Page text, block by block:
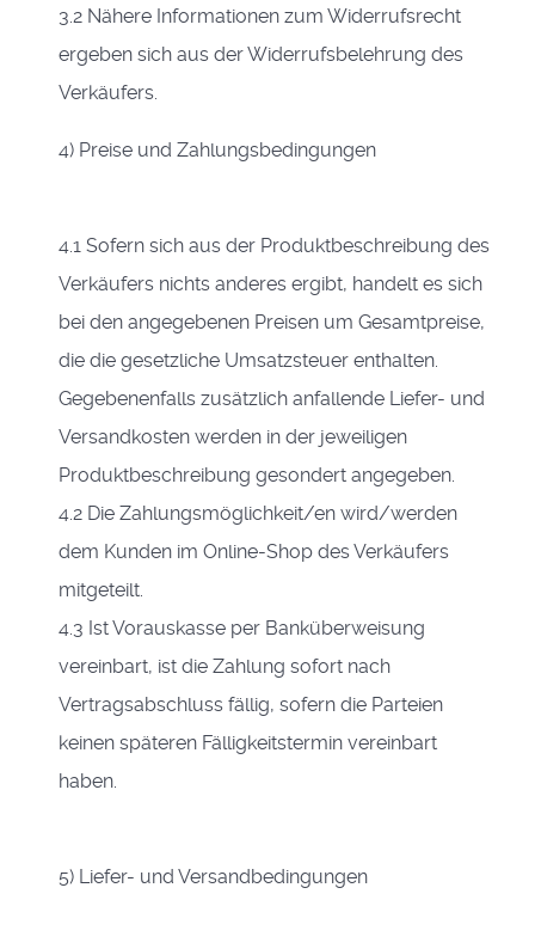
3.2 Nähere Informationen zum Widerrufsrecht
ergeben sich aus der Widerrufsbelehrung des
Verkäufers.
4) Preise und Zahlungsbedingungen
4.1 Sofern sich aus der Produktbeschreibung des
Verkäufers nichts anderes ergibt, handelt es sich
bei den angegebenen Preisen um Gesamtpreise,
die die gesetzliche Umsatzsteuer enthalten.
Gegebenenfalls zusätzlich anfallende Liefer- und
Versandkosten werden in der jeweiligen
Produktbeschreibung gesondert angegeben.
4.2 Die Zahlungsmöglichkeit/en wird/werden
dem Kunden im Online-Shop des Verkäufers
mitgeteilt.
4.3 Ist Vorauskasse per Banküberweisung
vereinbart, ist die Zahlung sofort nach
Vertragsabschluss fällig, sofern die Parteien
keinen späteren Fälligkeitstermin vereinbart
haben.
5) Liefer- und Versandbedingungen